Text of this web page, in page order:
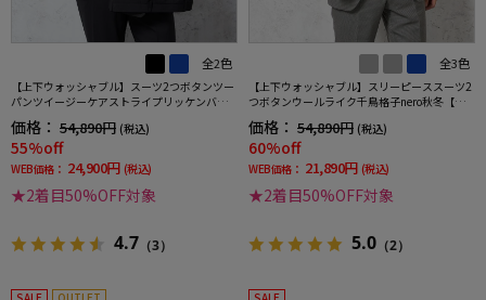
全2色
【上下ウォッシャブル】スーツ2つボタンツー
パンツイージーケアストライプリッケンバッ
カー
価格： 54,890円 (税込)
55%off
WEB価格： 24,900円 (税込)
★2着目50%OFF対象
4.7 （3）
全3色
【上下ウォッシャブル】スリーピーススーツ2
つボタンウールライク千鳥格子nero秋冬【ス
リムデザイン】
価格： 54,890円 (税込)
60%off
WEB価格： 21,890円 (税込)
★2着目50%OFF対象
5.0 （2）